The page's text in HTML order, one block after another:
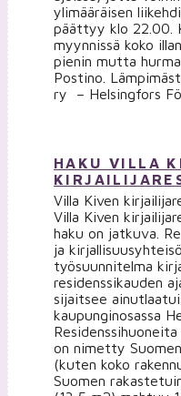
ylimääräisen
päättyy klo 22.00.
myynnissä koko
pienin mutta
Postino.
ry – Helsingfors
HAKU VILLA
2026 ON NYT
Villa Kiven
Villa Kiven
haku on jatkuva.
ja
työsuunnitelma
residenssikauden
sijaitsee
kaupunginosassa
on nimetty
(kuten koko
Suomen